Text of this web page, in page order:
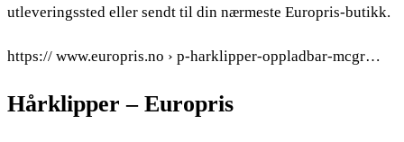
utleveringssted eller sendt til din nærmeste Europris-butikk.
https:// www.europris.no › p-harklipper-oppladbar-mcgr…
Hårklipper – Europris